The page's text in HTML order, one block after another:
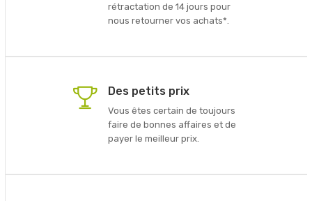
rétractation de 14 jours pour
nous retourner vos achats*.
Des petits prix
Vous êtes certain de toujours
faire de bonnes affaires et de
payer le meilleur prix.